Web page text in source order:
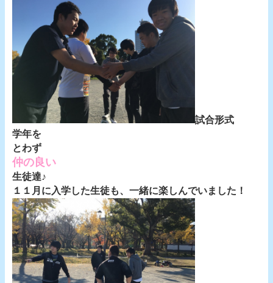
試合形式
学年を
とわず
仲の良い
生徒達♪
１１月に入学した生徒も、一緒に楽しんでいました！